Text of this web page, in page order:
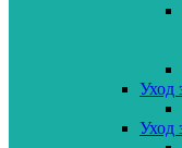
Уход
Уход